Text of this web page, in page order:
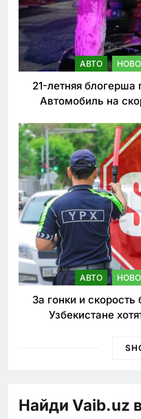
АВТО
21-летняя
Автомобиль на
АВТО
За гонки и
Узбекистане
Найди Vaib.uz